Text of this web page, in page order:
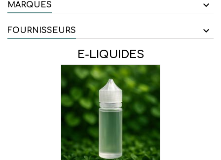
MARQUES
FOURNISSEURS
E-LIQUIDES